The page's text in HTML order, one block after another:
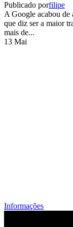
Publicado porfilipe
A Google acabou de
que diz ser a maior
mais de...
13 Mai
Informações